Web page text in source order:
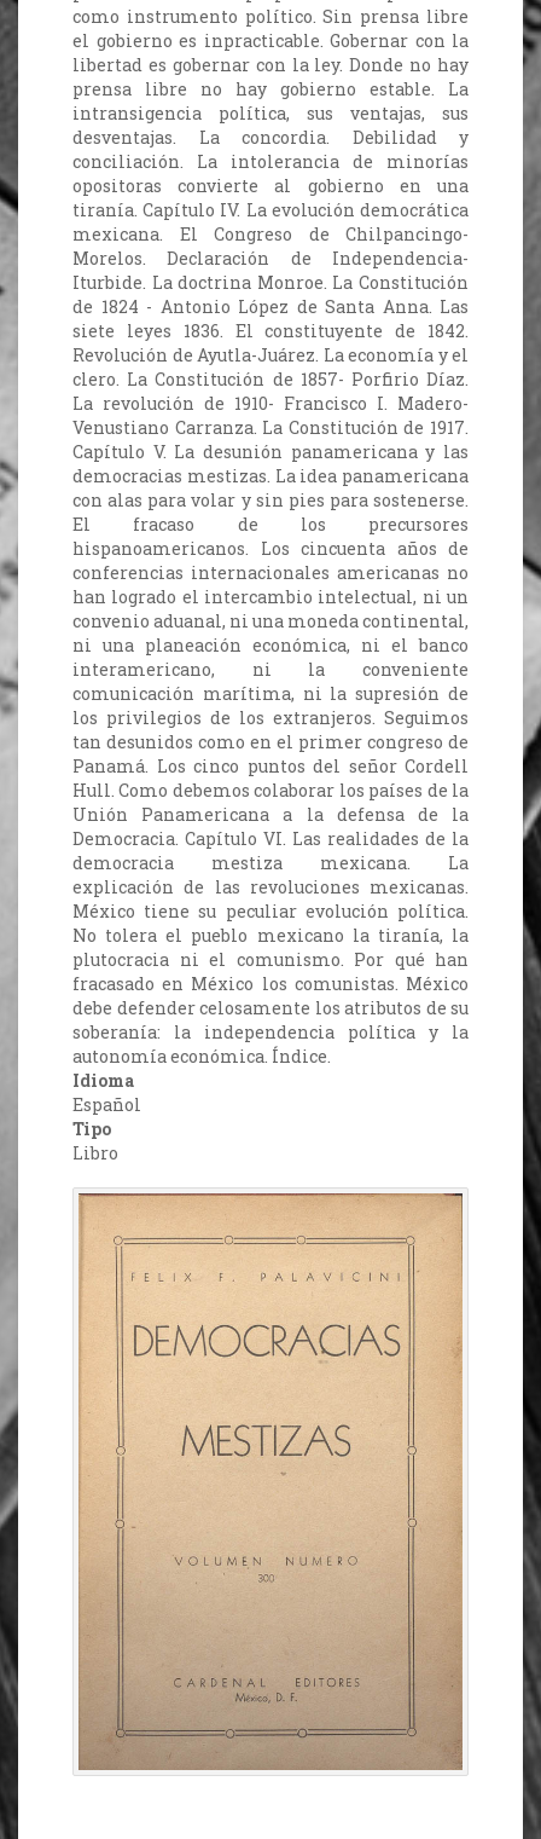
como instrumento político. Sin prensa libre
el gobierno es inpracticable. Gobernar con la
libertad es gobernar con la ley. Donde no hay
prensa libre no hay gobierno estable. La
intransigencia política, sus ventajas, sus
desventajas. La concordia. Debilidad y
conciliación. La intolerancia de minorías
opositoras convierte al gobierno en una
tiranía. Capítulo IV. La evolución democrática
mexicana. El Congreso de Chilpancingo-
Morelos. Declaración de Independencia-
Iturbide. La doctrina Monroe. La Constitución
de 1824 - Antonio López de Santa Anna. Las
siete leyes 1836. El constituyente de 1842.
Revolución de Ayutla-Juárez. La economía y el
clero. La Constitución de 1857- Porfirio Díaz.
La revolución de 1910- Francisco I. Madero-
Venustiano Carranza. La Constitución de 1917.
Capítulo V. La desunión panamericana y las
democracias mestizas. La idea panamericana
con alas para volar y sin pies para sostenerse.
El fracaso de los precursores
hispanoamericanos. Los cincuenta años de
conferencias internacionales americanas no
han logrado el intercambio intelectual, ni un
convenio aduanal, ni una moneda continental,
ni una planeación económica, ni el banco
interamericano, ni la conveniente
comunicación marítima, ni la supresión de
los privilegios de los extranjeros. Seguimos
tan desunidos como en el primer congreso de
Panamá. Los cinco puntos del señor Cordell
Hull. Como debemos colaborar los países de la
Unión Panamericana a la defensa de la
Democracia. Capítulo VI. Las realidades de la
democracia mestiza mexicana. La
explicación de las revoluciones mexicanas.
México tiene su peculiar evolución política.
No tolera el pueblo mexicano la tiranía, la
plutocracia ni el comunismo. Por qué han
fracasado en México los comunistas. México
debe defender celosamente los atributos de su
soberanía: la independencia política y la
autonomía económica. Índice.
Idioma
Español
Tipo
Libro